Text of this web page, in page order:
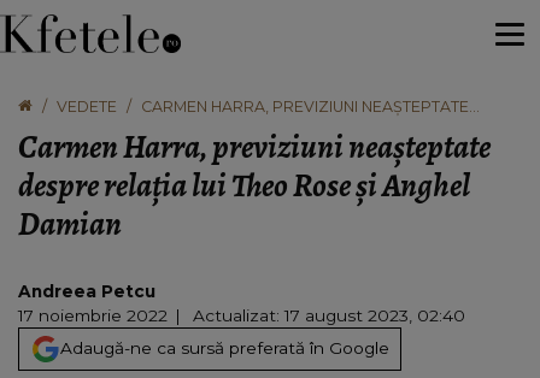
VEDETE
CARMEN HARRA, PREVIZIUNI NEAȘTEPTATE
DAMIAN
Carmen Harra, previziuni neașteptate
despre relația lui Theo Rose și Anghel
Damian
Andreea Petcu
17 noiembrie 2022
Actualizat: 17 august 2023, 02:40
Adaugă-ne ca sursă preferată în Google